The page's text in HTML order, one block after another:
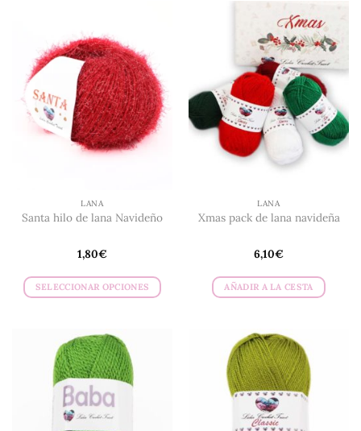
LANA
Santa hilo de lana Navideño
1,80€
SELECCIONAR OPCIONES
tiene
múltiples
variantes.
Las
opciones
se
LANA
Xmas pack de lana navideña
6,10€
AÑADIR A LA CESTA